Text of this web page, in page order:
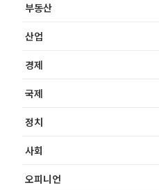
부동산
산업
경제
국제
정치
사회
오피니언